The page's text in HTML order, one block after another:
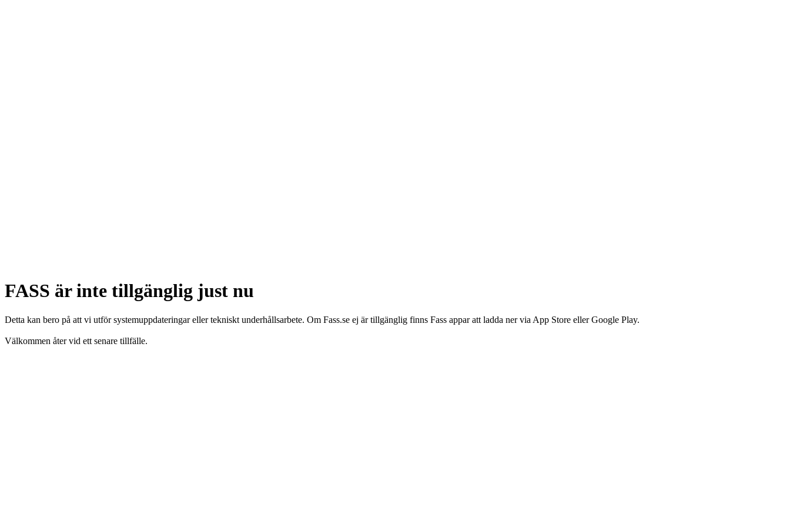
FASS är inte tillgänglig just nu
Detta kan bero på att vi utför systemuppdateringar eller tekniskt underhållsarbete. Om Fass.se ej är tillgänglig finns Fass appar att ladda ner via App Store eller Google Play.
Välkommen åter vid ett senare tillfälle.